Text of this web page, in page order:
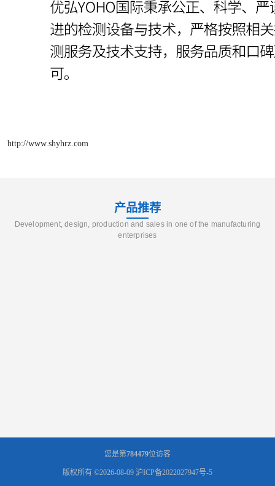
http://www.shyhrz.com
产品推荐
Development, design, production and sales in one of the manufacturing
enterprises
您是第784479位访客
版权所有 ©2026-08-09 沪ICP备2022027947号-5